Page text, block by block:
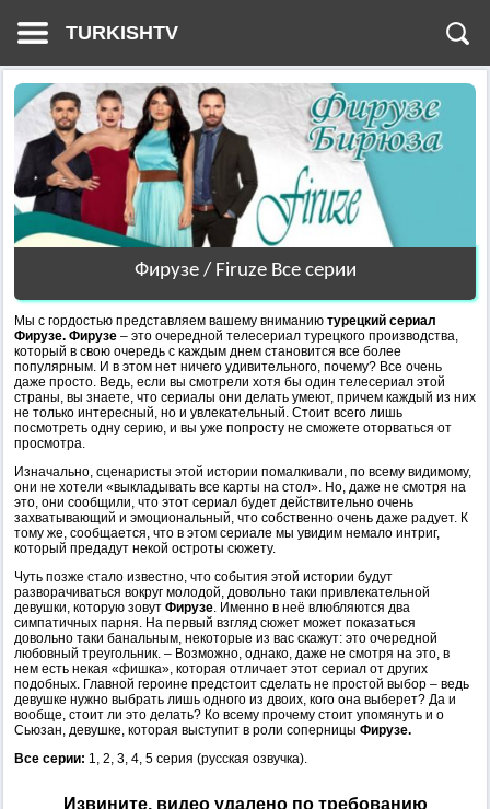
TURKISHTV
Фирузе / Firuze Все серии
Мы с гордостью представляем вашему вниманию турецкий сериал
Фирузе. Фирузе – это очередной телесериал турецкого производства,
который в свою очередь с каждым днем становится все более
популярным. И в этом нет ничего удивительного, почему? Все очень
даже просто. Ведь, если вы смотрели хотя бы один телесериал этой
страны, вы знаете, что сериалы они делать умеют, причем каждый из них
не только интересный, но и увлекательный. Стоит всего лишь
посмотреть одну серию, и вы уже попросту не сможете оторваться от
просмотра.
Изначально, сценаристы этой истории помалкивали, по всему видимому,
они не хотели «выкладывать все карты на стол». Но, даже не смотря на
это, они сообщили, что этот сериал будет действительно очень
захватывающий и эмоциональный, что собственно очень даже радует. К
тому же, сообщается, что в этом сериале мы увидим немало интриг,
который предадут некой остроты сюжету.
Чуть позже стало известно, что события этой истории будут
разворачиваться вокруг молодой, довольно таки привлекательной
девушки, которую зовут Фирузе. Именно в неё влюбляются два
симпатичных парня. На первый взгляд сюжет может показаться
довольно таки банальным, некоторые из вас скажут: это очередной
любовный треугольник. – Возможно, однако, даже не смотря на это, в
нем есть некая «фишка», которая отличает этот сериал от других
подобных. Главной героине предстоит сделать не простой выбор – ведь
девушке нужно выбрать лишь одного из двоих, кого она выберет? Да и
вообще, стоит ли это делать? Ко всему прочему стоит упомянуть и о
Сьюзан, девушке, которая выступит в роли соперницы Фирузе.
Все серии: 1, 2, 3, 4, 5 серия (русская озвучка).
Извините, видео удалено по требованию